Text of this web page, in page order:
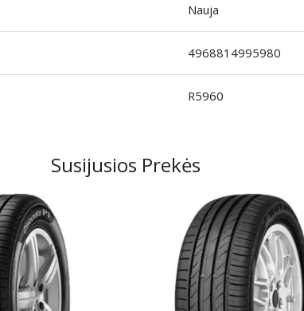
Nauja
4968814995980
R5960
Susijusios Prekės